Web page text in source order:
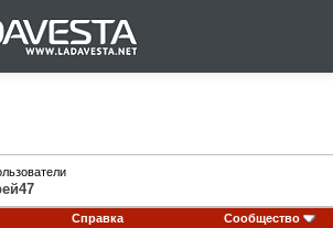
Справка Сообщество